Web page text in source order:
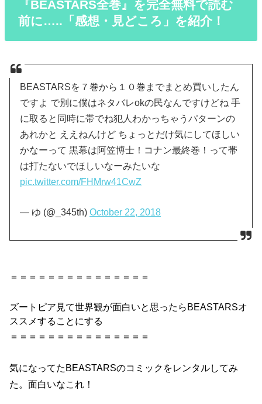
『BEASTARS全巻』を完全無料で読む
前に…..「感想・見どころ」を紹介！
BEASTARSを７巻から１０巻までまとめ買いしたん
ですよ で別に僕はネタバレokの民なんですけどね 手
に取ると同時に帯でね犯人わかっちゃうパターンの
あれかと ええねんけど ちょっとだけ気にしてほしい
かなーって 黒幕は阿笠博士！コナン最終巻！って帯
は打たないでほしいなーみたいな
pic.twitter.com/FHMrw41CwZ
— ゆ (@_345th)October 22, 2018
＝＝＝＝＝＝＝＝＝＝＝＝＝＝＝
ズートピア見て世界観が面白いと思ったらBEASTARSオ
ススメすることにする
＝＝＝＝＝＝＝＝＝＝＝＝＝＝＝
気になってた BEASTARSのコミックをレンタルしてみ
た。面白いなこれ！